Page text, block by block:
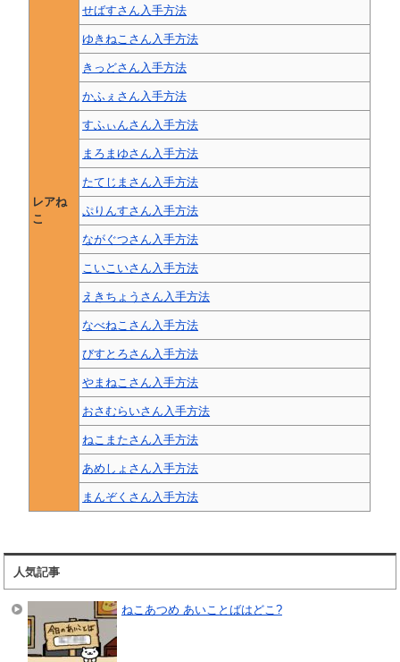
レアね
こ
せばすさん入手方法
ゆきねこさん入手方法
きっどさん入手方法
かふぇさん入手方法
すふぃんさん入手方法
まろまゆさん入手方法
たてじまさん入手方法
ぷりんすさん入手方法
ながぐつさん入手方法
こいこいさん入手方法
えきちょうさん入手方法
なべねこさん入手方法
びすとろさん入手方法
やまねこさん入手方法
おさむらいさん入手方法
ねこまたさん入手方法
あめしょさん入手方法
まんぞくさん入手方法
人気記事
ねこあつめ あいことばはどこ?